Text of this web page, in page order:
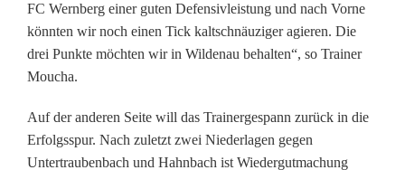
e
-
W
i
l
FC Wernberg einer guten Defensivleistung und nach Vorne
könnten wir noch einen Tick kaltschnäuziger agieren. Die
drei Punkte möchten wir in Wildenau behalten“, so Trainer
Moucha.
Auf der anderen Seite will das Trainergespann zurück in die
Erfolgsspur. Nach zuletzt zwei Niederlagen gegen
Untertraubenbach und Hahnbach ist Wiedergutmachung